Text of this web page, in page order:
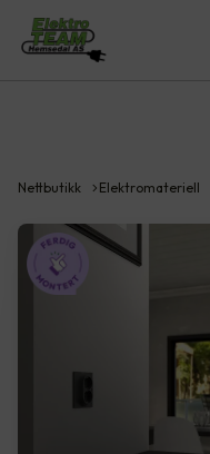
Nettbutikk Elektromateriell